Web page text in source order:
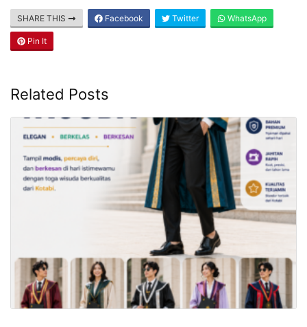
SHARE THIS Facebook Twitter WhatsApp
Pin It
Related Posts